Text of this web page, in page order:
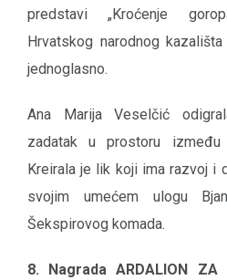
predstavi „Kroćenje
Hrvatskog narodnog
jednoglasno.
Ana Marija Veselčić
zadatak u prostoru
Kreirala je lik koji ima razvoj i
svojim umećem ulogu
Šekspirovog komada.
8. Nagrada ARDALION ZA